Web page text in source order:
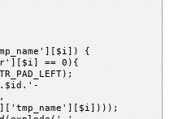
{
== 0){
'.$id.'-